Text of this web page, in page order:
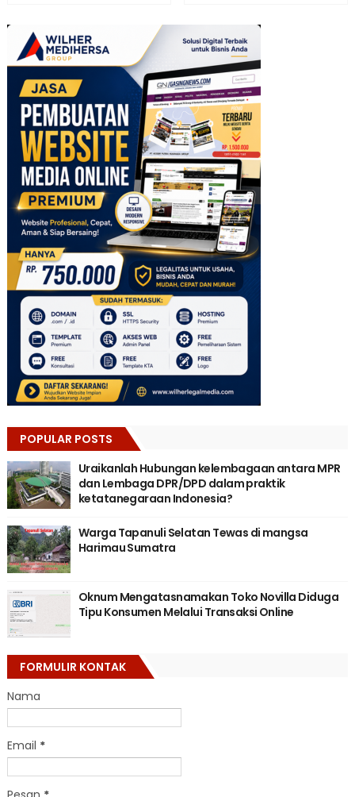
POPULAR POSTS
Uraikanlah Hubungan kelembagaan antara MPR
dan Lembaga DPR/DPD dalam praktik
ketatanegaraan Indonesia?
Warga Tapanuli Selatan Tewas di mangsa
Harimau Sumatra
Oknum Mengatasnamakan Toko Novilla Diduga
Tipu Konsumen Melalui Transaksi Online
FORMULIR KONTAK
Nama
Email *